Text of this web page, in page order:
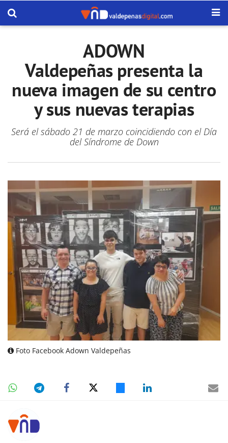
ADOWN
Valdepeñas presenta la
nueva imagen de su centro
y sus nuevas terapias
Será el sábado 21 de marzo coincidiendo con el Día
del Síndrome de Down
Foto Facebook Adown Valdepeñas